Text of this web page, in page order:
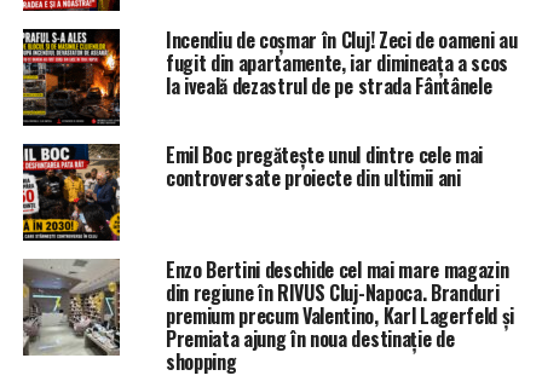
Incendiu de coșmar în Cluj! Zeci de oameni au
fugit din apartamente, iar dimineața a scos
la iveală dezastrul de pe strada Fântânele
Emil Boc pregătește unul dintre cele mai
controversate proiecte din ultimii ani
Enzo Bertini deschide cel mai mare magazin
din regiune în RIVUS Cluj-Napoca. Branduri
premium precum Valentino, Karl Lagerfeld și
Premiata ajung în noua destinație de
shopping